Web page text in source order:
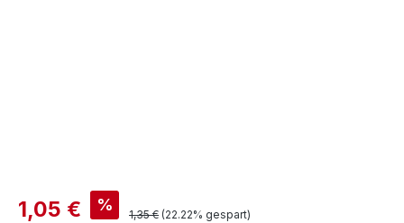
Verkaufspreis:
1,05 € % Regulärer Preis:
1,35 € (22.22% gespart)